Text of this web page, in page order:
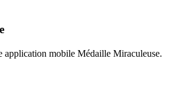
application mobile Médaille Miraculeuse.